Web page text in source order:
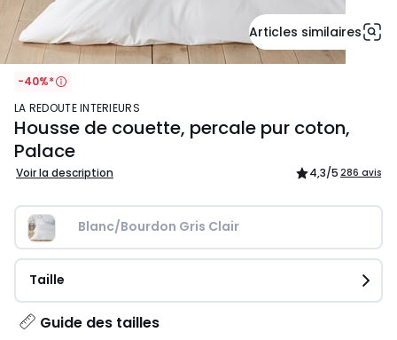
Articles similaires
-40%*
LA REDOUTE INTERIEURS
Housse de couette, percale pur coton,
Palace
Voir la description 4,3/5 286 avis
Blanc/Bourdon Gris Clair
Taille
Guide des tailles